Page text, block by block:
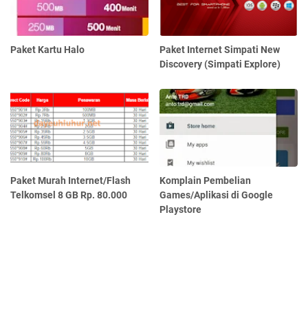
Paket Kartu Halo
Paket Internet Simpati New
Discovery (Simpati Explore)
Paket Murah Internet/Flash
Telkomsel 8 GB Rp. 80.000
Komplain Pembelian
Games/Aplikasi di Google
Playstore